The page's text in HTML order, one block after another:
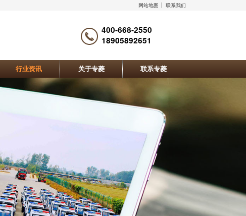
网站地图 联系我们
400-668-2550
18905892651
行业资讯 关于专菱 联系专菱